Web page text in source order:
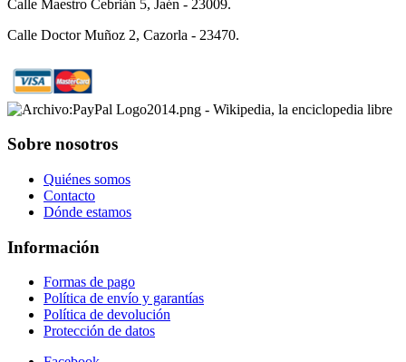
Calle Maestro Cebrián 5, Jaén - 23009.
Calle Doctor Muñoz 2, Cazorla - 23470.
Sobre nosotros
Quiénes somos
Contacto
Dónde estamos
Información
Formas de pago
Política de envío y garantías
Política de devolución
Protección de datos